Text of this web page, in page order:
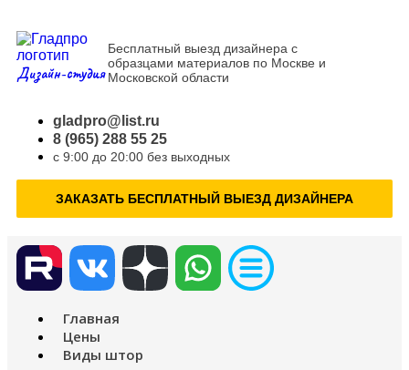
Дизайн-студия
Бесплатный выезд дизайнера с
образцами материалов по Москве и
Московской области
gladpro@list.ru
8 (965) 288 55 25
с 9:00 до 20:00 без выходных
ЗАКАЗАТЬ БЕСПЛАТНЫЙ ВЫЕЗД ДИЗАЙНЕРА
Главная
Цены
Виды штор